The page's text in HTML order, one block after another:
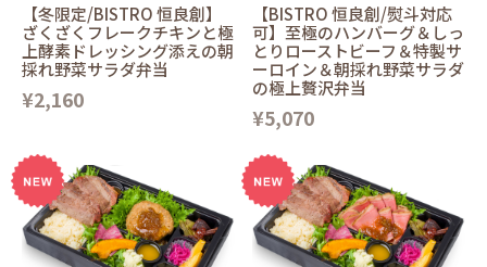
【冬限定/BISTRO 恒良創】
ざくざくフレークチキンと極
上酵素ドレッシング添えの朝
採れ野菜サラダ弁当
¥2,160
【BISTRO 恒良創/熨斗対応
可】至極のハンバーグ＆しっ
とりローストビーフ＆特製サ
ーロイン＆朝採れ野菜サラダ
の極上贅沢弁当
¥5,070